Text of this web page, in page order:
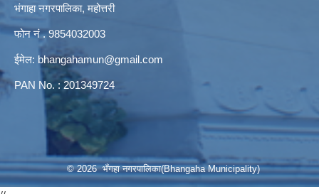
भंगाहा नगरपालिका, महोत्तरी
फोन नं . 9854032003
ईमेल: bhangahamun@gmail.com
PAN No. : 201349724
© 2026 भँगहा नगरपालिका(Bhangaha Municipality)